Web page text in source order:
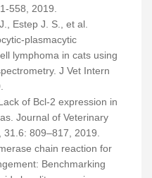
558, 2019.
Estep J. S., et al.
plasmacytic
lymphoma in cats using
J Vet Intern
of Bcl-2 expression in
Journal of Veterinary
31.6: 809–817, 2019.
chain reaction for
Benchmarking